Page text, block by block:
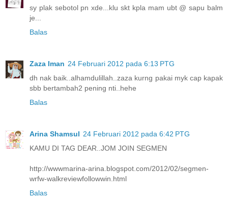
sy plak sebotol pn xde...klu skt kpla mam ubt @ sapu balm
je...
Balas
Zaza Iman 24 Februari 2012 pada 6:13 PTG
dh nak baik..alhamdulillah..zaza kurng pakai myk cap kapak
sbb bertambah2 pening nti..hehe
Balas
Arina Shamsul 24 Februari 2012 pada 6:42 PTG
KAMU DI TAG DEAR..JOM JOIN SEGMEN
http://wwwmarina-arina.blogspot.com/2012/02/segmen-
wrfw-walkreviewfollowwin.html
Balas